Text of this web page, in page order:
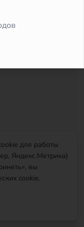
для работы
Яндекс.Метрика)
вы
cookie.